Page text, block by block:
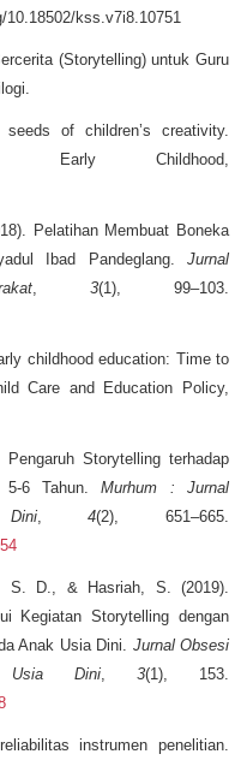
kss.v7i8.10751
(Storytelling) untuk Guru
of children’s creativity.
Early Childhood,
Pelatihan Membuat Boneka
Ibad Pandeglang. Jurnal
, 3(1), 99–103.
childhood education: Time to
Care and Education Policy,
Storytelling terhadap
5-6 Tahun.Murhum : Jurnal
,4(2), 651–665.
S. D., & Hasriah, S. (2019).
Kegiatan Storytelling dengan
Anak Usia Dini. Jurnal Obsesi
Dini, 3(1), 153.
instrumen penelitian.